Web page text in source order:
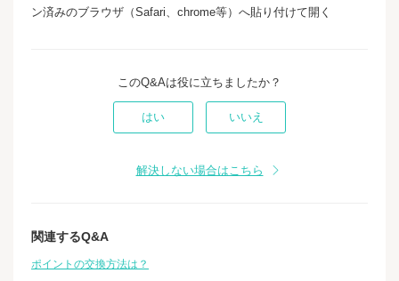
ン済みのブラウザ（Safari、chrome等）へ貼り付けて開く
このQ&Aは役に立ちましたか？
はい いいえ
解決しない場合はこちら
関連するQ&A
ポイントの交換方法は？